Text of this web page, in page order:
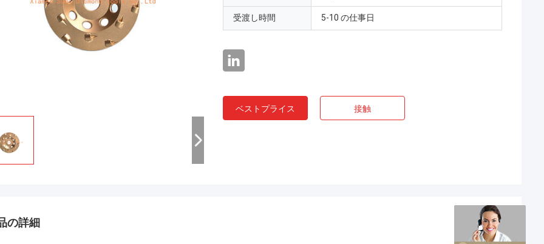
受渡し時間 5-10 の仕事日
ベストプライス 接触
の詳細